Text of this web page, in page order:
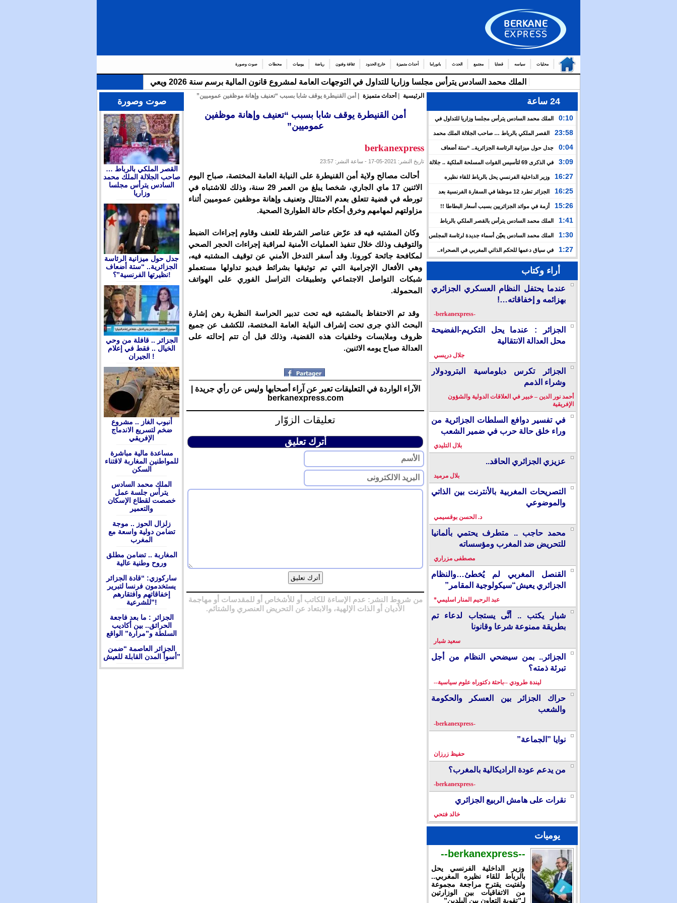
محليات سياسه قضايا مجتمع الحدث بانوراما أحداث متميزة خارج الحدود ثقافة وفنون رياضة يوميات محطات صوت وصورة
عدد من
_
24 ساعة
0:10
الملك محمد السادس يترأس مجلسا وزاريا للتداول في
23:58
القصر الملكي بالرباط … صاحب الجلالة الملك محمد
السادس يترأس مجلسا وزاريا
0:04
جدل حول ميزانية الرئاسة الجزائرية.. “ستة أضعاف
نظيرتها الفرنسية”؟!
3:09
في الذكرى 69 لتأسيس القوات المسلحة الملكية .. جلالة
الملك يدعو لمواصلة التعبئة من أجل تعزيز قوة الجيش وينوه بورش
16:27
وزير الداخلية الفرنسي يحل بالرباط للقاء نظيره
المغربي.. ولفتيت يقترح مراجعة مجموعة من الاتفاقيات بين
16:25
الجزائر تطرد 12 موظفا في السفارة الفرنسية بعد
اعتقال مسؤولها القنصلي وباريس تهدد إما التراجع أو الرد بقوة
15:26 أزمة في موائد الجزائريين بسبب أسعار البطاطا !!
1:41
الملك محمد السادس يترأس بالقصر الملكي بالرباط
حفلا دينيا إحياء لليلة القدر
1:30
الملك محمد السادس يعيّن أسماء جديدة لرئاسة المجلس
الأعلى للتكوين والبحث العلمي والمندوبية الوزارية لحقوق الإنسان
1:27
في سياق دعمها للحكم الذاتي المغربي في الصحراء..
إسبانيا تشرع في إدراج “المسيرة الخضراء” ضمن مقرراتها
الدراسيةأراء وكتاب
عندما يحتفل النظام العسكري الجزائري
بهزائمه و إخفاقاته…!
-berkanexpress-
الجزائر : عندما يحل التكريم-الفضيحة
محل العدالة الانتقالية
جلال دريسي
الجزائر تكرس دبلوماسية البترودولار
وشراء الذمم
أحمد نور الدين – خبير في العلاقات الدولية والشؤون
الإفريقية
في تفسير دوافع السلطات الجزائرية من
وراء خلق حالة حرب في ضمير الشعب
بلال التليدي
عزيزي الجزائري الحاقد..
بلال مرميد
التصريحات المغربية بالأنترنت بين الذاتي
والموضوعي
د. الحسن بوقسيمي
محمد حاجب .. متطرف يحتمي بألمانيا
للتحريض ضد المغرب ومؤسساته
مصطفى مزراري
القنصل المغربي لم يُخطئ…والنظام
الجزائري يعيش“سيكولوجية المقامر”
عبد الرحيم المنار اسليمي*
شبار يكتب .. أنَّى يستجاب لدعاء تم
بطريقة ممنوعة شرعا وقانونا
سعيد شبار
الجزائر.. بمن سيضحي النظام من أجل
تبرئة ذمته؟
ليندة طرودي --باحثة دكتوراه علوم سياسية--
حراك الجزائر بين العسكر والحكومة
والشعب
-berkanexpress-
نوايا ”الجماعة”
حفيظ زرزان
من يدعم عودة الراديكالية بالمغرب؟
-berkanexpress-
نقرات على هامش الربيع الجزائري
خالد فتحي
يوميات
--berkanexpress--
وزير الداخلية الفرنسي يحل
بالرباط للقاء نظيره المغربي..
ولفتيت يقترح مراجعة مجموعة
من الاتفاقيات بين الوزارتين
لـ”تقوية التعاون بين البلدين”
الرئيسية أحداث متميزة | أمن القنيطرة يوقف شابا بسبب “تعنيف وإهانة موظفين عموميين”
أمن القنيطرة يوقف شابا بسبب “تعنيف وإهانة موظفين
عموميين”
berkanexpress
تاريخ النشر: 2021-05-17 - ساعة النشر: 23:57
أحالت مصالح ولاية أمن القنيطرة على النيابة العامة المختصة، صباح اليوم
الاثنين 17 ماي الجاري، شخصا يبلغ من العمر 29 سنة، وذلك للاشتباه في
تورطه في قضية تتعلق بعدم الامتثال وتعنيف وإهانة موظفين عموميين أثناء
مزاولتهم لمهامهم وخرق أحكام حالة الطوارئ الصحية.
وكان المشتبه فيه قد عرّض عناصر الشرطة للعنف وقاوم إجراءات الضبط
والتوقيف وذلك خلال تنفيذ العمليات الأمنية لمراقبة إجراءات الحجر الصحي
لمكافحة جائحة كورونا. وقد أسفر التدخل الأمني عن توقيف المشتبه فيه،
وهي الأفعال الإجرامية التي تم توثيقها بشرائط فيديو تداولها مستعملو
شبكات التواصل الاجتماعي وتطبيقات التراسل الفوري على الهواتف
المحمولة.
وقد تم الاحتفاظ بالمشتبه فيه تحت تدبير الحراسة النظرية رهن إشارة
البحث الذي جرى تحت إشراف النيابة العامة المختصة، للكشف عن جميع
ظروف وملابسات وخلفيات هذه القضية، وذلك قبل أن تتم إحالته على
العدالة صباح يومه الاثنين.
الآراء الواردة في التعليقات تعبر عن آراء أصحابها وليس عن رأي جريدة |
berkanexpress.com
تعليقات الزوّار
أترك تعليق
من شروط النشر: عدم الإساءة للكاتب أو للأشخاص أو للمقدسات أو مهاجمة
الأديان أو الذات الإلهية، والابتعاد عن التحريض العنصري والشتائم.
صوت وصورة
القصر الملكي بالرباط …
صاحب الجلالة الملك محمد
السادس يترأس مجلسا
وزاريا
جدل حول ميزانية الرئاسة
الجزائرية.. “ستة أضعاف
نظيرتها الفرنسية”؟!
الجزائر .. قافلة من وحي
الخيال .. فقط في إعلام
الجيران !
أنبوب الغاز .. مشروع
ضخم لتسريع الاندماج
الإفريقي
مساعدة مالية مباشرة
للمواطنين المغاربة لاقتناء
السكن
الملك محمد السادس
يترأس جلسة عمل
خصصت لقطاع الإسكان
والتعمير
زلزال الحوز .. موجة
تضامن دولية واسعة مع
المغرب
المغاربة .. تضامن مطلق
وروح وطنية عالية
ساركوزي: “قادة الجزائر
يستخدمون فرنسا لتبرير
إخفاقاتهم وافتقارهم
للشرعية”!
الجزائر : ما بعد فاجعة
الحرائق.. بين أكاديب
السلطة و”مرارة” الواقع
الجزائر العاصمة “ضمن
أسوأ المدن القابلة للعيش”